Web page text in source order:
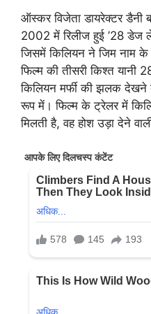
ऑस्कर विजेता डायरेक्टर डैनी
2002 में रिलीज हुई ’28 डेज
जिसमें किलियन ने जिम नाम के
फिल्म की तीसरी किश्त यानी
किलियन मर्फी की झलक देखने
रूप में। फिल्म के ट्रेलर में
मिलती है, वह होश उड़ा देने